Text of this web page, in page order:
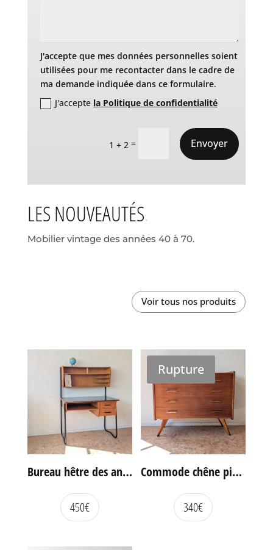
J'accepte que mes données personnelles soient
utilisées pour me recontacter dans le cadre de
ma demande indiquée dans ce formulaire.
J'accepte la Politique de confidentialité
1 + 2 = Envoyer
LES NOUVEAUTÉS
Mobilier vintage des années 40 à 70.
Voir tous nos produits
Bureau hêtre des années 60
450€
Rupture
Commode chêne pieds compas vintage
340€